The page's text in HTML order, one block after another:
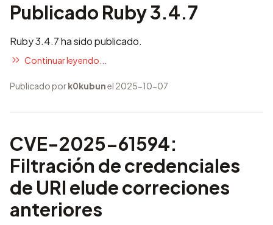
Publicado Ruby 3.4.7
Ruby 3.4.7 ha sido publicado.
Continuar leyendo...
Publicado pork0kubunel 2025-10-07
CVE-2025-61594:
Filtración de credenciales
de URI elude correciones
anteriores